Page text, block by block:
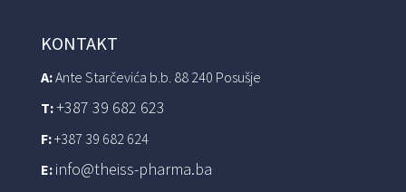
KONTAKT
A:Ante Starčevića b.b. 88 240 Posušje
T:+387 39 682 623
F:+387 39 682 624
E: info@theiss-pharma.ba